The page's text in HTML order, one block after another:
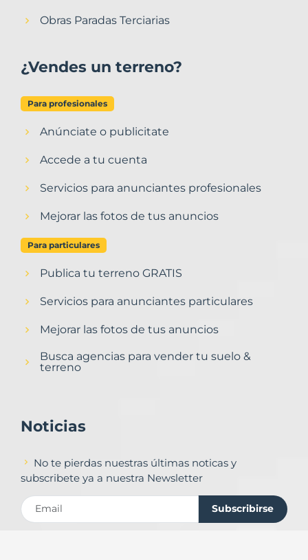
Obras Paradas Terciarias
¿Vendes un terreno?
Para profesionales
Anúnciate o publicitate
Accede a tu cuenta
Servicios para anunciantes profesionales
Mejorar las fotos de tus anuncios
Para particulares
Publica tu terreno GRATIS
Servicios para anunciantes particulares
Mejorar las fotos de tus anuncios
Busca agencias para vender tu suelo &
terreno
Noticias
No te pierdas nuestras últimas noticas y
subscribete ya a nuestra Newsletter
Subscribirse